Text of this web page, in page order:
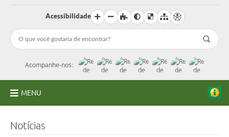
Acessibilidade
Acompanhe-nos:
MENU
Notícias